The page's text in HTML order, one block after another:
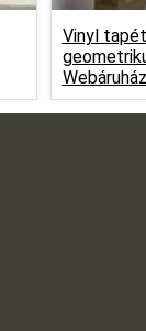
Vinyl
Webáruház